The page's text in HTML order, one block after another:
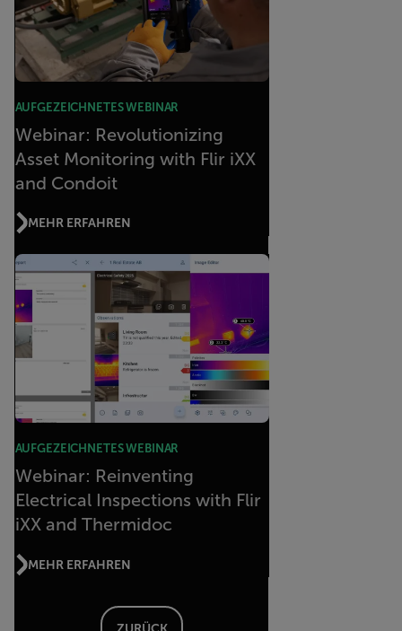
AUFGEZEICHNETES WEBINAR
Webinar: Revolutionizing
Asset Monitoring with Flir iXX
and Condoit
MEHR ERFAHREN
AUFGEZEICHNETES WEBINAR
Webinar: Reinventing
Electrical Inspections with Flir
iXX and Thermidoc
MEHR ERFAHREN
ZURÜCK